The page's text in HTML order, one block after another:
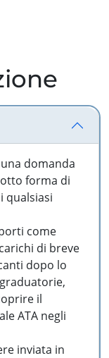
domanda
forma di
qualsiasi
come
di breve
dopo lo
il
ATA negli
inviata in